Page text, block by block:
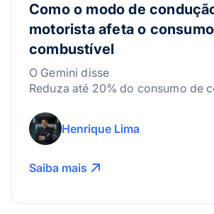
Como o modo de
motorista afeta o
combustível
O Gemini disse
Reduza até 20% do consumo de
identificar hábitos dos motoristas
desperdícios e como aplicar a
Henrique Lima
Saiba mais